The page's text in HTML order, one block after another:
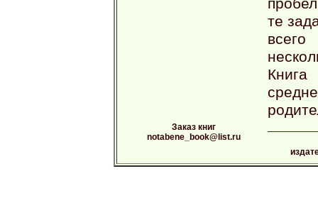
те
Заказ книг
notabene_book@list.ru